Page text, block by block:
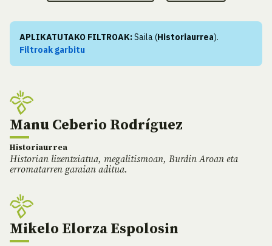
APLIKATUTAKO FILTROAK:Saila (Historiaurrea).
Filtroak garbitu
Manu Ceberio Rodríguez
Historiaurrea
Historian lizentziatua, megalitismoan, Burdin Aroan eta
erromatarren garaian aditua.
Mikelo Elorza Espolosin